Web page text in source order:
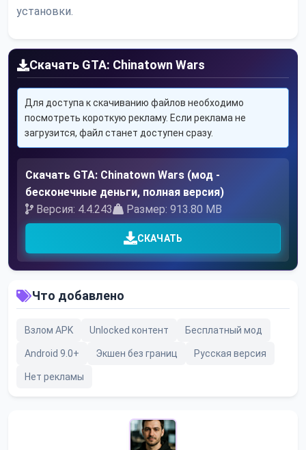
установки.
Скачать GTA: Chinatown Wars
Для доступа к скачиванию файлов необходимо
посмотреть короткую рекламу. Если реклама не
загрузится, файл станет доступен сразу.
Скачать GTA: Chinatown Wars (мод -
бесконечные деньги, полная версия)
Версия: 4.4.243
Размер: 913.80 MB
СКАЧАТЬ
Что добавлено
Взлом APK Unlocked контент Бесплатный мод
Android 9.0+ Экшен без границ Русская версия
Нет рекламы